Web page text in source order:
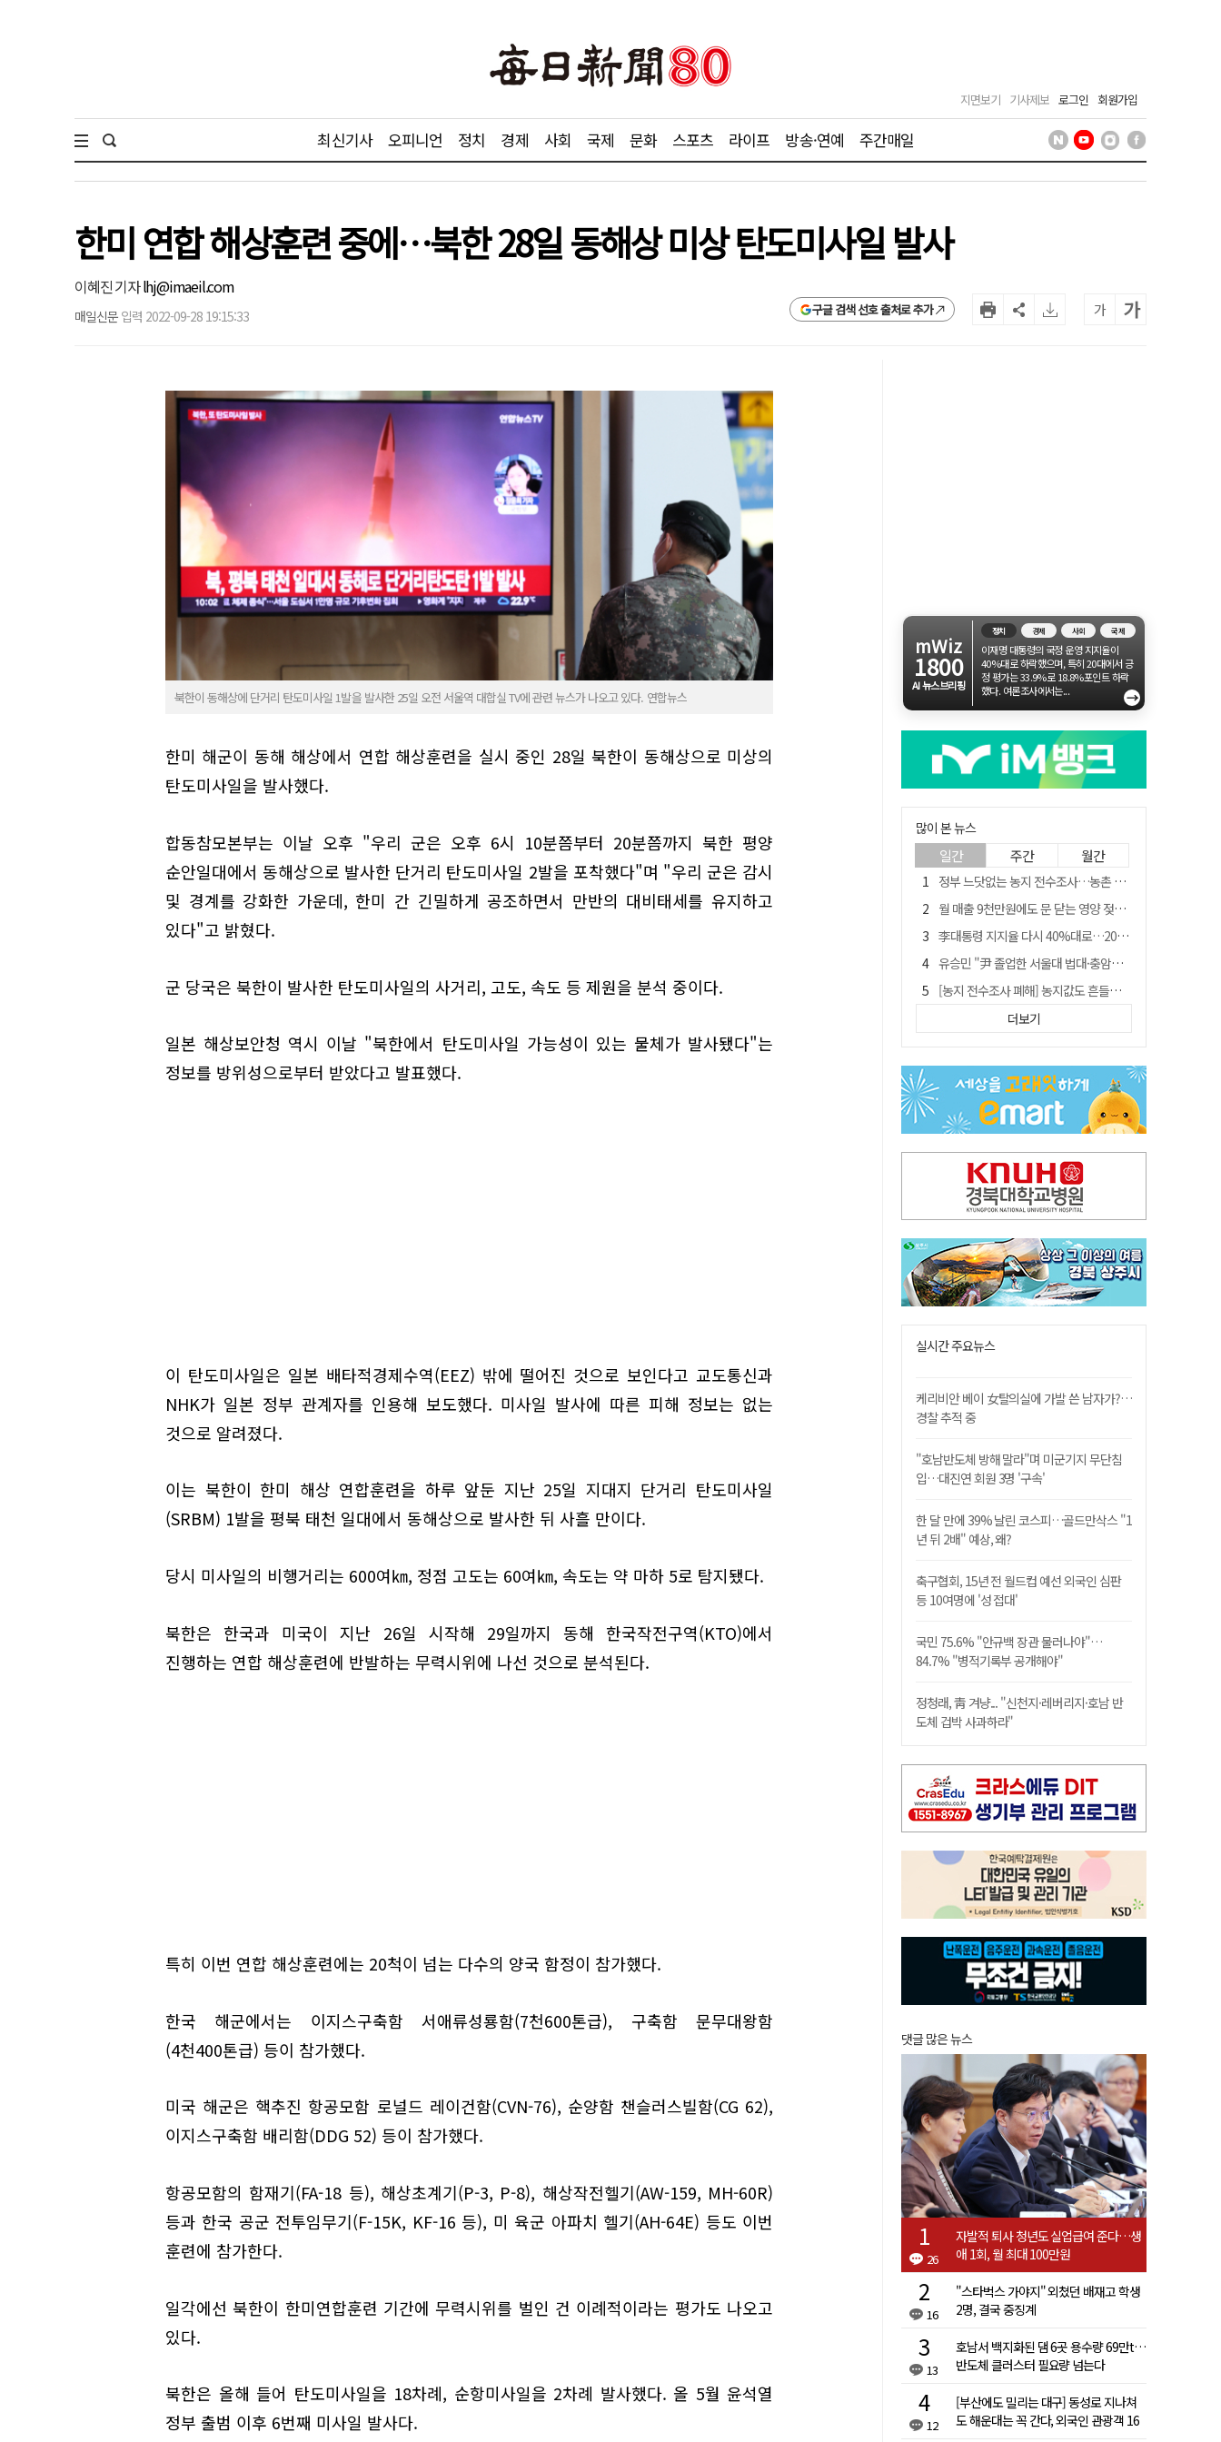
지면보기 기사제보 로그인 회원가입
최신기사 오피니언 정치 경제 사회 국제 문화 스포츠 라이프 방송·연예 주간매일
한미 연합 해상훈련 중에…북한 28일 동해상 미상 탄도미사일 발사
이혜진 기자lhj@imaeil.com
매일신문 입력 2022-09-28 19:15:33 구글 검색 선호 출처로 추가 가 가
북한이 동해상에 단거리 탄도미사일 1발을 발사한 25일 오전 서울역 대합실 TV에 관련 뉴스가 나오고 있다. 연합뉴스
한미 해군이 동해 해상에서 연합 해상훈련을 실시 중인 28일 북한이 동해상으로 미상의
탄도미사일을 발사했다.
합동참모본부는 이날 오후 "우리 군은 오후 6시 10분쯤부터 20분쯤까지 북한 평양
순안일대에서 동해상으로 발사한 단거리 탄도미사일 2발을 포착했다"며 "우리 군은 감시
및 경계를 강화한 가운데, 한미 간 긴밀하게 공조하면서 만반의 대비태세를 유지하고
있다"고 밝혔다.
군 당국은 북한이 발사한 탄도미사일의 사거리, 고도, 속도 등 제원을 분석 중이다.
일본 해상보안청 역시 이날 "북한에서 탄도미사일 가능성이 있는 물체가 발사됐다"는
정보를 방위성으로부터 받았다고 발표했다.
이 탄도미사일은 일본 배타적경제수역(EEZ) 밖에 떨어진 것으로 보인다고 교도통신과
NHK가 일본 정부 관계자를 인용해 보도했다. 미사일 발사에 따른 피해 정보는 없는
것으로 알려졌다.
이는 북한이 한미 해상 연합훈련을 하루 앞둔 지난 25일 지대지 단거리 탄도미사일
(SRBM) 1발을 평북 태천 일대에서 동해상으로 발사한 뒤 사흘 만이다.
당시 미사일의 비행거리는 600여㎞, 정점 고도는 60여㎞, 속도는 약 마하 5로 탐지됐다.
북한은 한국과 미국이 지난 26일 시작해 29일까지 동해 한국작전구역(KTO)에서
진행하는 연합 해상훈련에 반발하는 무력시위에 나선 것으로 분석된다.
특히 이번 연합 해상훈련에는 20척이 넘는 다수의 양국 함정이 참가했다.
한국 해군에서는 이지스구축함 서애류성룡함(7천600톤급), 구축함 문무대왕함
(4천400톤급) 등이 참가했다.
미국 해군은 핵추진 항공모함 로널드 레이건함(CVN-76), 순양함 챈슬러스빌함(CG 62),
이지스구축함 배리함(DDG 52) 등이 참가했다.
항공모함의 함재기(FA-18 등), 해상초계기(P-3, P-8), 해상작전헬기(AW-159, MH-60R)
등과 한국 공군 전투임무기(F-15K, KF-16 등), 미 육군 아파치 헬기(AH-64E) 등도 이번
훈련에 참가한다.
일각에선 북한이 한미연합훈련 기간에 무력시위를 벌인 건 이례적이라는 평가도 나오고
있다.
북한은 올해 들어 탄도미사일을 18차례, 순항미사일을 2차례 발사했다. 올 5월 윤석열
정부 출범 이후 6번째 미사일 발사다.
mWiz
1800
AI 뉴스브리핑
정치 경제 사회 국제
이재명 대통령의 국정 운영 지지율이
40%대로 하락했으며, 특히 20대에서 긍
정 평가는 33.9%로 18.8%포인트 하락
했다. 여론조사에서는...
→
많이 본 뉴스
일간 주간 월간
정부 느닷없는 농지 전수조사…농촌 들쑤시는 '경자유전'의 칼날
월 매출 9천만원에도 문 닫는 영양 젖소농장… "일할 사람이 없어"
李대통령 지지율 다시 40%대로…20대는 18.8%p 급락
유승민 "尹 졸업한 서울대 법대·충암고도 없애야"…李 육사 통합 직격
[농지 전수조사 폐해] 농지값도 흔들리나…"도지 막히면 헐값 매물 나올 수도"
지역활성화 펀드 9호…포항 AI 데이터센터에 6천억 투입
경북 영천시, 9월부터 11월까지 반값 여행 혜택 제공
[농지 전수조사 폐해] '쌀 받고 논 내 준' 도지농 이제 어쩌나?
아쉬운 태클
더보기
실시간 주요뉴스
케리비안 베이 女탈의실에 가발 쓴 남자가?…
경찰 추적 중
"호남반도체 방해 말라"며 미군기지 무단침
입…대진연 회원 3명 '구속'
한 달 만에 39% 날린 코스피…골드만삭스 "1
년 뒤 2배" 예상, 왜?
축구협회, 15년 전 월드컵 예선 외국인 심판
등 10여명에 '성 접대'
국민 75.6% "안규백 장관 물러나야"…
84.7% "병적기록부 공개해야"
정청래, 靑 겨냥... "신천지·레버리지·호남 반
도체 겁박 사과하라"
댓글 많은 뉴스
26
자발적 퇴사 청년도 실업급여 준다…생
애 1회, 월 최대 100만원
16
"스타벅스 가야지" 외쳤던 배재고 학생
2명, 결국 중징계
13
호남서 백지화된 댐 6곳 용수량 69만t…
반도체 클러스터 필요량 넘는다
12
[부산에도 밀리는 대구] 동성로 지나쳐
도 해운대는 꼭 간다, 외국인 관광객 16